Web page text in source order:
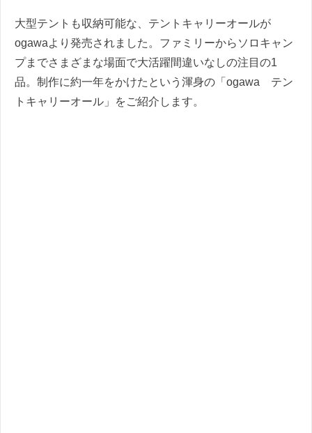
大型テントも収納可能な、テントキャリーオールが
ogawaより発売されました。ファミリーからソロキャン
プまでさまざまな場面で大活躍間違いなしの注目の1
品。制作に約一年をかけたという渾身の「ogawa テン
トキャリーオール」をご紹介します。